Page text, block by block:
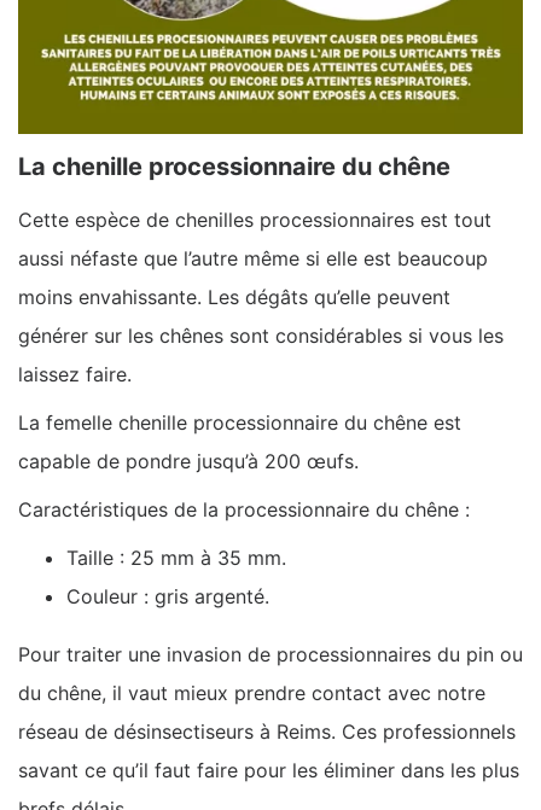
La chenille processionnaire du chêne
Cette espèce de chenilles processionnaires est tout
aussi néfaste que l’autre même si elle est beaucoup
moins envahissante. Les dégâts qu’elle peuvent
générer sur les chênes sont considérables si vous les
laissez faire.
La femelle chenille processionnaire du chêne est
capable de pondre jusqu’à 200 œufs.
Caractéristiques de la processionnaire du chêne :
Taille : 25 mm à 35 mm.
Couleur : gris argenté.
Pour traiter une invasion de processionnaires du pin ou
du chêne, il vaut mieux prendre contact avec notre
réseau de désinsectiseurs à Reims. Ces professionnels
savant ce qu’il faut faire pour les éliminer dans les plus